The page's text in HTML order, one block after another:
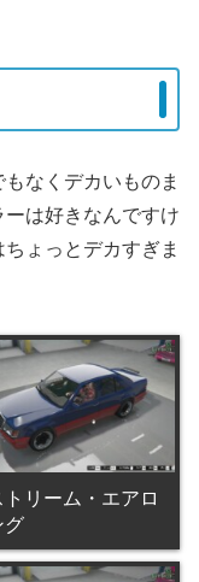
なくデカいものま
は好きなんですけ
ょっとデカすぎま
リーム・エアロ
グ